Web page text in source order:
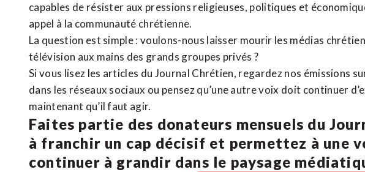
capables de résister aux pressions religieuses, politiques et
appel à la communauté chrétienne.
La question est simple : voulons-nous laisser mourir les médias
télévision aux mains des grands groupes privés ?
Si vous lisez les articles du Journal Chrétien, regardez nos émissions
dans les réseaux sociaux ou pensez qu’une autre voix doit continuer
maintenant qu’il faut agir.
Faites partie des donateurs mensuels du
à franchir un cap décisif et permettez à une
continuer à grandir dans le paysage